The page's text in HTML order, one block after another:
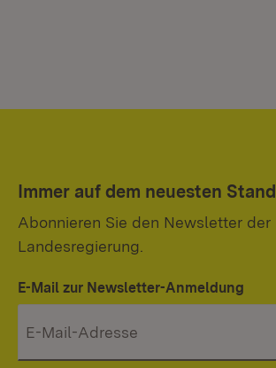
Immer auf dem neuesten Stand
Abonnieren Sie den Newsletter der
Landesregierung.
E-Mail zur Newsletter-Anmeldung